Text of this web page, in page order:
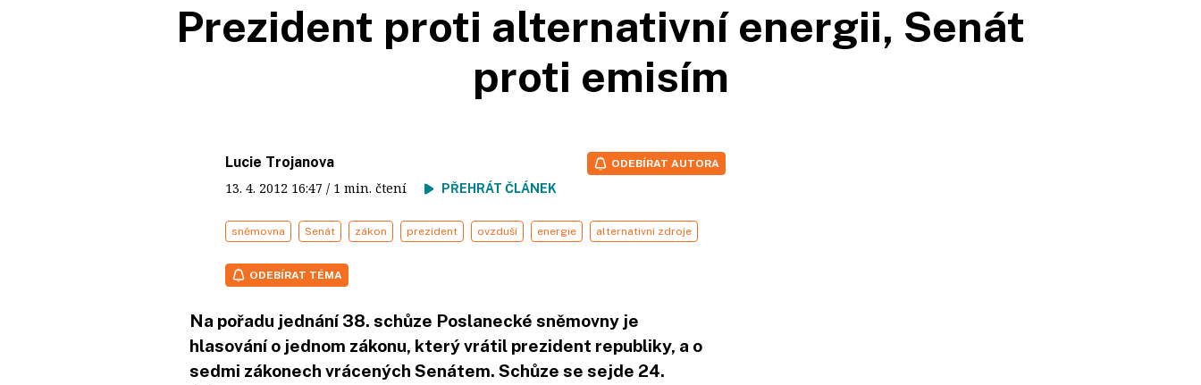
Prezident proti alternativní energii, Senát
proti emisím
Lucie Trojanova
13. 4. 2012 16:47 / 1 min. čtení PŘEHRÁT ČLÁNEK
ODEBÍRAT AUTORA
sněmovna Senát zákon prezident ovzduší energie alternativní zdroje
ODEBÍRAT TÉMA
Na pořadu jednání 38. schůze Poslanecké sněmovny je
hlasování o jednom zákonu, který vrátil prezident republiky, a o
sedmi zákonech vrácených Senátem. Schůze se sejde 24.